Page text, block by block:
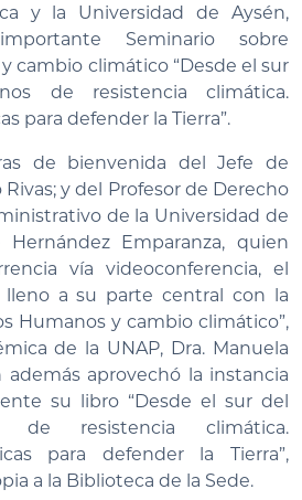
y la Universidad de Aysén,
Seminario sobre
cambio climático “Desde el sur
de resistencia climática.
para defender la Tierra”.
de bienvenida del Jefe de
y del Profesor de Derecho
de la Universidad de
Hernández Emparanza, quien
vía videoconferencia, el
a su parte central con la
Humanos y cambio climático”,
de la UNAP, Dra. Manuela
además aprovechó la instancia
su libro “Desde el sur del
de resistencia climática.
para defender la Tierra”,
a la Biblioteca de la Sede.